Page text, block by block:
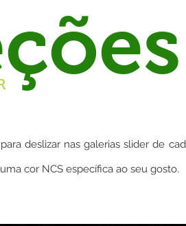
deslizar nas galerias slider de
cor NCS específica ao seu gosto.